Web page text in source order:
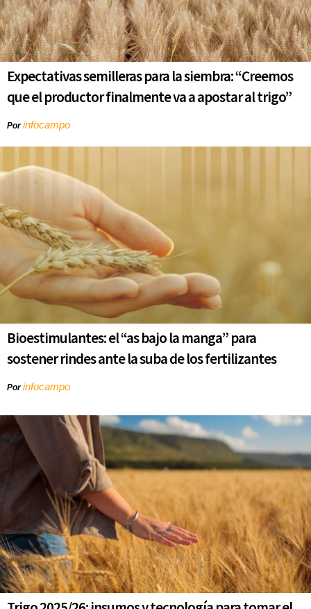
Expectativas semilleras para la siembra: “Creemos
que el productor finalmente va a apostar al trigo”
Porinfocampo
Bioestimulantes: el “as bajo la manga” para
sostener rindes ante la suba de los fertilizantes
Porinfocampo